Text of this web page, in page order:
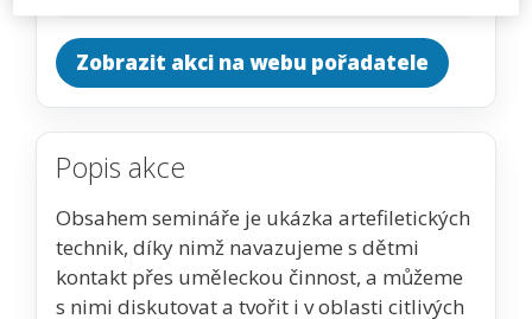
Zobrazit akci na webu pořadatele
Popis akce
Obsahem semináře je ukázka artefiletických
technik, díky nimž navazujeme s dětmi
kontakt přes uměleckou činnost, a můžeme
s nimi diskutovat a tvořit i v oblasti citlivých